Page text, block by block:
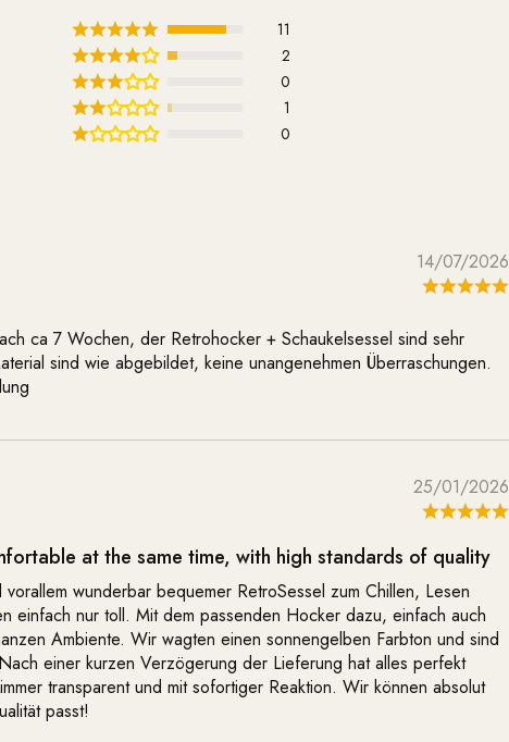
11
2
0
1
0
14/07/2026
ca 7 Wochen, der Retrohocker + Schaukelsessel sind sehr
sind wie abgebildet, keine unangenehmen Überraschungen.
25/01/2026
at the same time, with high standards of quality
wunderbar bequemer RetroSessel zum Chillen, Lesen
einfach nur toll. Mit dem passenden Hocker dazu, einfach auch
Ambiente. Wir wagten einen sonnengelben Farbton und sind
einer kurzen Verzögerung der Lieferung hat alles perfekt
transparent und mit sofortiger Reaktion. Wir können absolut
passt!